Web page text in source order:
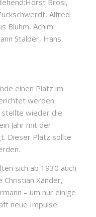
Brosi,
Alfred
Bluhm, Achim
Stalder, Hans
einen Platz im
werden
wieder die
Jahr mit der
Dieser Platz sollte
sich ab 1930 auch
Christian Xander,
– um nur einige
neue Impulse.